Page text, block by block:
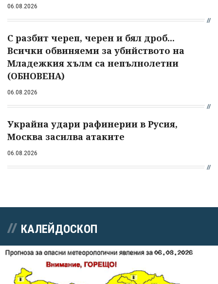
06.08.2026
С разбит череп, черен и бял дроб...
Всички обвиняеми за убийството на
Младежкия хълм са непълнолетни
(ОБНОВЕНА)
06.08.2026
Украйна удари рафинерии в Русия,
Москва засилва атаките
06.08.2026
КАЛЕЙДОСКОП